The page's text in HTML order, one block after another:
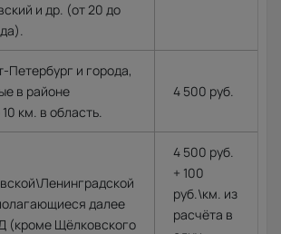
и др. (от 20 до
и города,
в районе
км. в область.
4 500 руб.
далее
(кроме Щёлковского
4 500 руб.
+ 100
руб.\км. из
расчёта в